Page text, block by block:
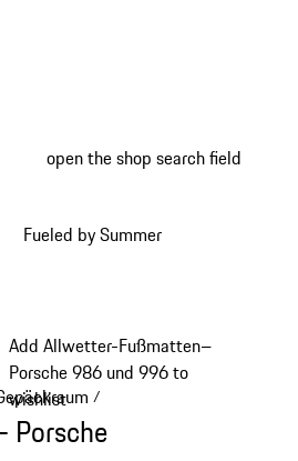
open the shop search field
Fueled by Summer
Add Allwetter-Fußmatten–
Porsche 986 und 996 to
wishlist
/